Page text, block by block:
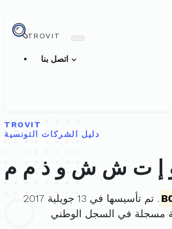
TROVIT
TROVIT
دليل الشركات التونسية
إ ت ش ش و ذ م م
. تم تأسيسها في 13 جويلية 2017
مسجلة في السجل الوطني